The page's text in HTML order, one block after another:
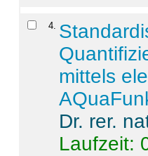
4
mittels
Dr. rer.
Laufzeit: